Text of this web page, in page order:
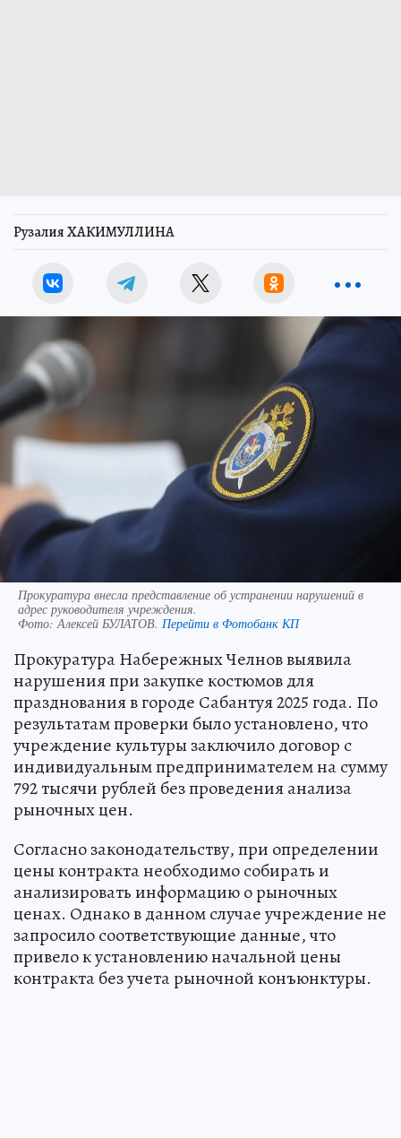
Рузалия ХАКИМУЛЛИНА
Прокуратура внесла представление об устранении нарушений в
адрес руководителя учреждения.
Фото:Алексей БУЛАТОВ. Перейти в Фотобанк КП
Прокуратура Набережных Челнов выявила
нарушения при закупке костюмов для
празднования в городе Сабантуя 2025 года. По
результатам проверки было установлено, что
учреждение культуры заключило договор с
индивидуальным предпринимателем на сумму
792 тысячи рублей без проведения анализа
рыночных цен.
Согласно законодательству, при определении
цены контракта необходимо собирать и
анализировать информацию о рыночных
ценах. Однако в данном случае учреждение не
запросило соответствующие данные, что
привело к установлению начальной цены
контракта без учета рыночной конъюнктуры.